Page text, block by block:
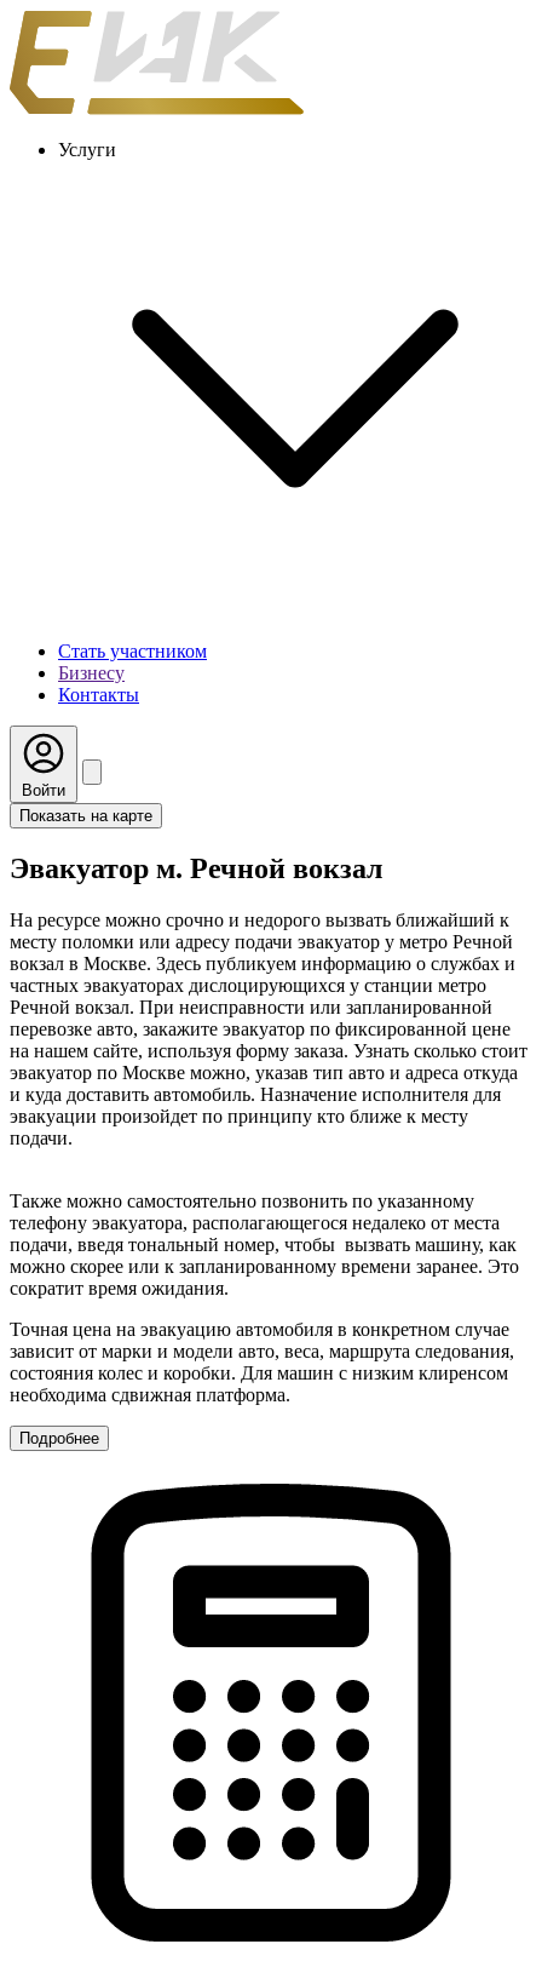
Услуги
Стать участником
Бизнесу
Контакты
Войти
Показать на карте
Эвакуатор м. Речной вокзал
На ресурсе можно срочно и недорого вызвать ближайший к
месту поломки или адресу подачи эвакуатор у метро Речной
вокзал в Москве. Здесь публикуем информацию о службах и
частных эвакуаторах дислоцирующихся у станции метро
Речной вокзал. При неисправности или запланированной
перевозке авто, закажите эвакуатор по фиксированной цене
на нашем сайте, используя форму заказа. Узнать сколько стоит
эвакуатор по Москве можно, указав тип авто и адреса откуда
и куда доставить автомобиль. Назначение исполнителя для
эвакуации произойдет по принципу кто ближе к месту
подачи.
Также можно самостоятельно позвонить по указанному
телефону эвакуатора, располагающегося недалеко от места
подачи, введя тональный номер, чтобы вызвать машину, как
можно скорее или к запланированному времени заранее. Это
сократит время ожидания.
Точная цена на эвакуацию автомобиля в конкретном случае
зависит от марки и модели авто, веса, маршрута следования,
состояния колес и коробки. Для машин с низким клиренсом
необходима сдвижная платформа.
Подробнее